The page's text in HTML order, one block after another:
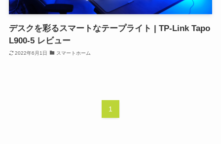
デスクを彩るスマートなテープライト | TP-Link Tapo
L900-5 レビュー
2022年6月1日 スマートホーム
1